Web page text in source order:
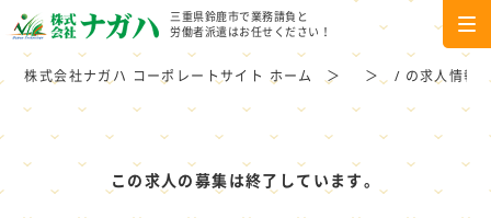
三重県鈴鹿市で業務請負と
労働者派遣はお任せください！
株式会社ナガハ コーポレートサイト ホーム / の求人情報
この求人の募集は終了しています。